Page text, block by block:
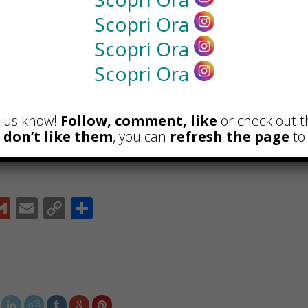
del potenziale cliente
in poco tempo
dovrete impegnarvi moltissimo, più
fase organizzativa che durante lo
di avere successo e di
G E C
Li vi
Scopri Ora
Scopri Ora
Scopri Ora
know! Follow, comment, like or check out
like them, you can refresh the page to